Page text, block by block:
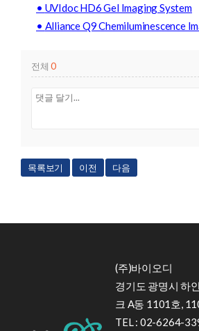
• UVIdoc HD6 Gel Imaging System
• Alliance Q9 Chemiluminescence
전체0
목록보기 이전 다음
(주)바이오디
경기도 광명시 하
크 A동 1101호,
TEL : 02-6264-